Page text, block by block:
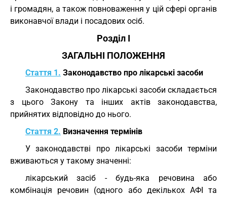
і громадян, а також повноваження у цій сфері органів
виконавчої влади і посадових осіб.
Розділ I
ЗАГАЛЬНІ ПОЛОЖЕННЯ
Стаття 1. Законодавство про лікарські засоби
Законодавство про лікарські засоби складається
з цього Закону та інших актів законодавства,
прийнятих відповідно до нього.
Стаття 2. Визначення термінів
У законодавстві про лікарські засоби терміни
вживаються у такому значенні:
лікарський засіб - будь-яка речовина або
комбінація речовин (одного або декількох АФІ та